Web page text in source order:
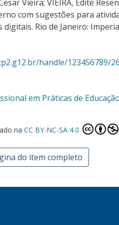
Vieira; VIEIRA, Edite
com sugestões para
Rio de Janeiro:
handle/123456789/
em Práticas de
na CC BY-NC-SA 4.0
do item completo